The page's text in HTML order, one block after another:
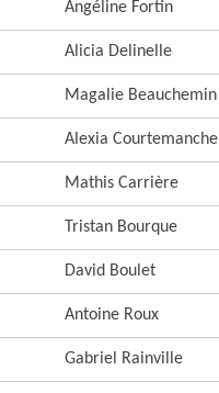
Angéline Fortin
Alicia Delinelle
Magalie Beauchemin
Alexia Courtemanche
Mathis Carrière
Tristan Bourque
David Boulet
Antoine Roux
Gabriel Rainville